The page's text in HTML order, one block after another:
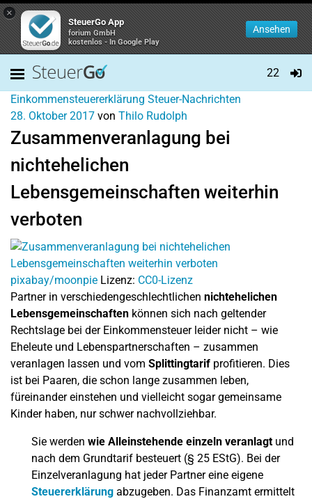
×
SteuerGo App
forium GmbH
kostenlos - In Google Play
Ansehen
22
Einkommensteuererklärung Steuer-Nachrichten
28. Oktober 2017 von Thilo Rudolph
Zusammenveranlagung bei
nichtehelichen
Lebensgemeinschaften weiterhin
verboten
pixabay/moonpie Lizenz: CC0-Lizenz
Partner in verschiedengeschlechtlichen nichtehelichen
Lebensgemeinschaften können sich nach geltender
Rechtslage bei der Einkommensteuer leider nicht – wie
Eheleute und Lebenspartnerschaften – zusammen
veranlagen lassen und vom Splittingtarif profitieren. Dies
ist bei Paaren, die schon lange zusammen leben,
füreinander einstehen und vielleicht sogar gemeinsame
Kinder haben, nur schwer nachvollziehbar.
Sie werden wie Alleinstehende einzeln veranlagtund
nach dem Grundtarif besteuert (§ 25 EStG). Bei der
Einzelveranlagung hat jeder Partner eine eigene
Steuererklärung abzugeben. Das Finanzamt ermittelt